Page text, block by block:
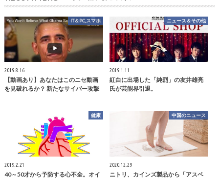
IT＆PC,スマホ
2019.8.16
【動画あり】あなたはこのニセ動画
を見破れるか？ 新たなサイバー攻撃
ニュース＆その他
2019.1.11
紅白に出場した「純烈」の友井雄亮
氏が芸能界引退。
健康
2019.2.21
40～50才から予防する心不全。オイ
中国のニュース
2020.12.29
ニトリ、カインズ製品から「アスベ